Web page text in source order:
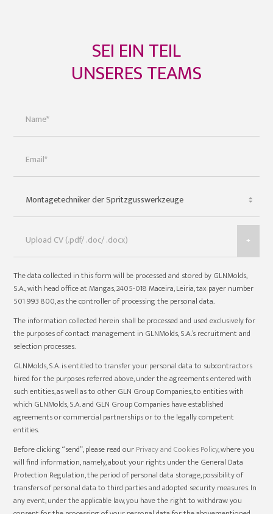
SEI EIN TEIL
UNSERES TEAMS
+
The data collected in this form will be processed and stored by GLNMolds,
S.A., with head office at Mangas, 2405-018 Maceira, Leiria, tax payer number
501 993 800, as the controller of processing the personal data.
The information collected herein shall be processed and used exclusively for
the purposes of contact management in GLNMolds, S.A.’s recruitment and
selection processes.
GLNMolds, S.A. is entitled to transfer your personal data to subcontractors
hired for the purposes referred above, under the agreements entered with
such entities, as well as to other GLN Group Companies, to entities with
which GLNMolds, S.A. and GLN Group Companies have established
agreements or commercial partnerships or to the legally competent
entities.
Before clicking “send”, please read ourPrivacy and Cookies Policy, where you
will find information, namely, about your rights under the General Data
Protection Regulation, the period of personal data storage, possibility of
transfers of personal data to third parties and adopted security measures. In
any event, under the applicable law, you have the right to withdraw you